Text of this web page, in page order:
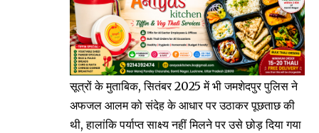
सूत्रों के मुताबिक, सितंबर 2025 में भी जमशेदपुर पुलिस ने
अफजल आलम को संदेह के आधार पर उठाकर पूछताछ की
थी, हालांकि पर्याप्त साक्ष्य नहीं मिलने पर उसे छोड़ दिया गया